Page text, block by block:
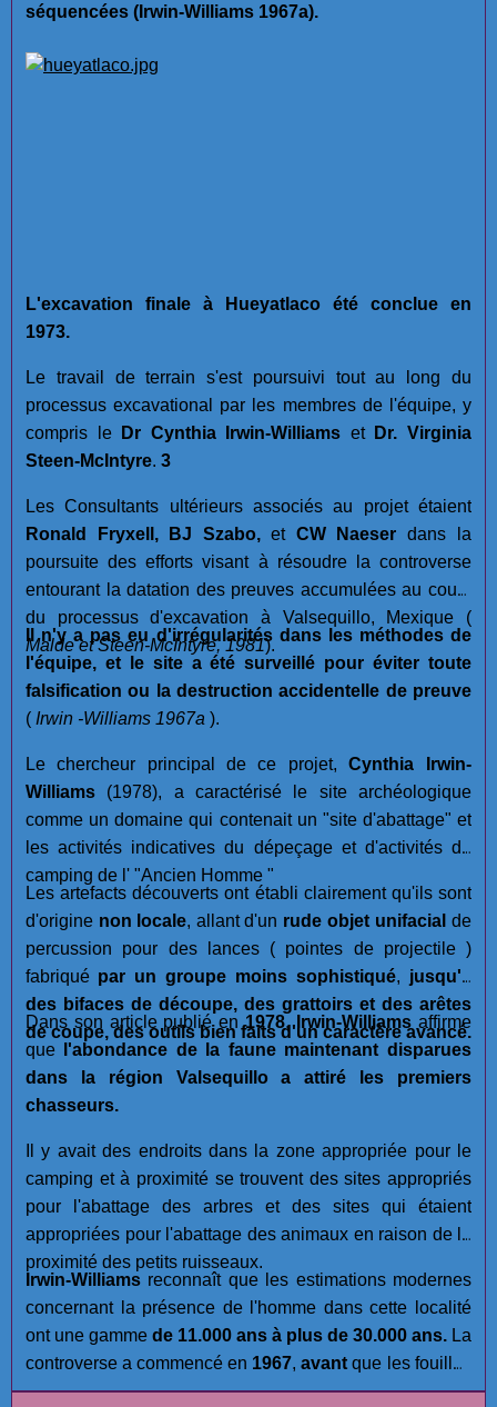
séquencées (Irwin-Williams 1967a).
L'excavation finale à Hueyatlaco été conclue en
1973.
Le travail de terrain s'est poursuivi tout au long du
processus excavational par les membres de l'équipe, y
compris le
Dr Cynthia Irwin-Williams et Dr. Virginia
Steen-McIntyre. 3
Les Consultants ultérieurs associés au projet étaient
Ronald Fryxell, BJ Szabo, etCW Naeser dans la
poursuite des efforts visant à résoudre la controverse
entourant la datation des preuves accumulées au cours
du processus d'excavation à Valsequillo, Mexique (
Malde et Steen-McIntyre, 1981).
Il n'y a pas eu d'irrégularités dans les méthodes de
l'équipe, et le site a été surveillé pour éviter toute
falsification ou la destruction accidentelle de preuve
( Irwin -Williams 1967a ).
Le chercheur principal de ce projet, Cynthia Irwin-
Williams (1978), a caractérisé le site archéologique
comme un domaine qui contenait un "site d'abattage" et
les activités indicatives du dépeçage et d'activités de
camping de l' "Ancien Homme "
Les artefacts découverts ont établi clairement qu'ils sont
d'origine non locale, allant d'un rude objet unifacial de
percussion pour des lances ( pointes de projectile )
fabriqué par un groupe moins sophistiqué, jusqu'à
des bifaces de découpe, des grattoirs et des arêtes
de coupe, des outils bien faits d'un caractère avancé.
Dans son article publié en1978, Irwin-Williams affirme
que
l'abondance de la faune maintenant disparues
dans la région Valsequillo a attiré les premiers
chasseurs.
Il y avait des endroits dans la zone appropriée pour le
camping et à proximité se trouvent des sites appropriés
pour l'abattage des arbres et des sites qui étaient
appropriées pour l'abattage des animaux en raison de la
proximité des petits ruisseaux.
Irwin-Williams reconnaît que les estimations modernes
concernant la présence de l'homme dans cette localité
ont une gamme de 11.000 ans à plus de 30.000 ans. La
controverse a commencé en 1967, avant que les fouilles
aient été réalisées. Malgré les efforts approfondis et la